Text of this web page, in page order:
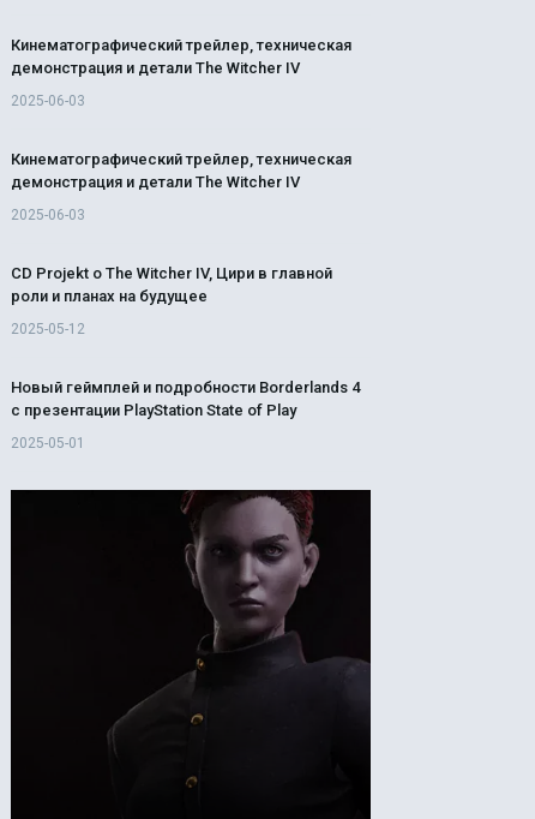
Кинематографический трейлер, техническая
демонстрация и детали The Witcher IV
2025-06-03
Кинематографический трейлер, техническая
демонстрация и детали The Witcher IV
2025-06-03
CD Projekt о The Witcher IV, Цири в главной
роли и планах на будущее
2025-05-12
Новый геймплей и подробности Borderlands 4
с презентации PlayStation State of Play
2025-05-01